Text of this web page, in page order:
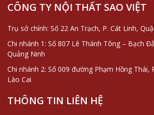
CÔNG TY NỘI THẤT SAO VIỆT
Trụ sở chính: Số 22 An Trạch, P. Cát Linh,
Chi nhánh 1: Số 807 Lê Thánh Tông – Bạch
Quảng Ninh
Chi nhánh 2: Số 009 đường Phạm Hồng Thái,
Lào Cai
THÔNG TIN LIÊN HỆ